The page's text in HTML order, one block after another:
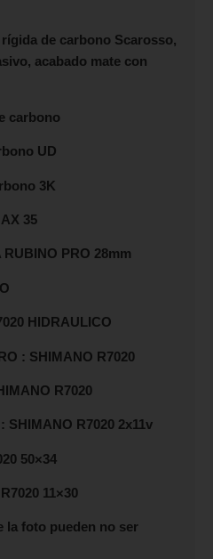
de carbono Scarosso,
acabado mate con
carbono
UD
3K
35
PRO 28mm
HIDRAULICO
: SHIMANO R7020
R7020
SHIMANO R7020 2x11v
50×34
11×30
la foto pueden no ser